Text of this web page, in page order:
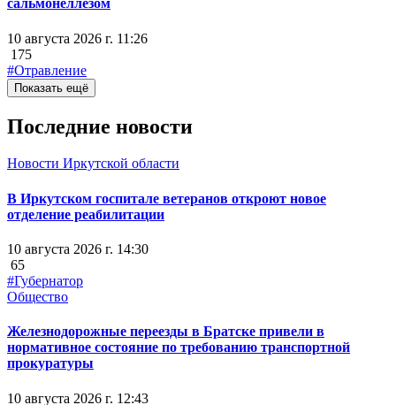
сальмонеллезом
10 августа 2026 г. 11:26
175
#Отравление
Показать ещё
Последние новости
Новости Иркутской области
В Иркутском госпитале ветеранов откроют новое
отделение реабилитации
10 августа 2026 г. 14:30
65
#Губернатор
Общество
Железнодорожные переезды в Братске привели в
нормативное состояние по требованию транспортной
прокуратуры
10 августа 2026 г. 12:43